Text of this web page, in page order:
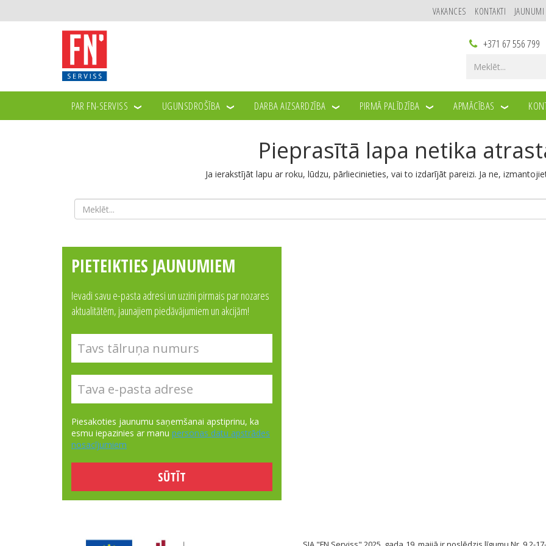
VAKANCES KONTAKTI JAUNUMI
+371 67 556 799
PAR FN-SERVISS UGUNSDROŠĪBA DARBA AIZSARDZĪBA PIRMĀ PALĪDZĪBA APMĀCĪBAS
Pieprasītā lapa netika
Ja ierakstījāt lapu ar roku, lūdzu, pārliecinieties, vai to izdarījāt pareizi. Ja ne,
PIETEIKTIES JAUNUMIEM
Ievadi savu e-pasta adresi un uzzini pirmais par nozares
aktualitātēm, jaunajiem piedāvājumiem un akcijām!
Piesakoties jaunumu saņemšanai apstiprinu, ka
esmu iepazinies ar manu personas datu apstrādes
nosacījumiem